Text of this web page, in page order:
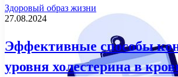
Здоровый образ жизни
27.08.2024
Эффективные способы
уровня холестерина в